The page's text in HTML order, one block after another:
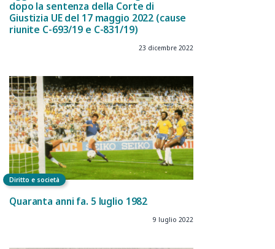
dopo la sentenza della Corte di
Giustizia UE del 17 maggio 2022 (cause
riunite C-693/19 e C-831/19)
23 dicembre 2022
Diritto e società
Quaranta anni fa. 5 luglio 1982
9 luglio 2022